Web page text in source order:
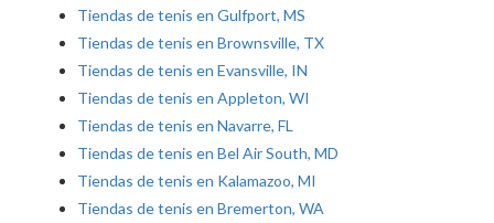
Tiendas de tenis en Gulfport, MS
Tiendas de tenis en Brownsville, TX
Tiendas de tenis en Evansville, IN
Tiendas de tenis en Appleton, WI
Tiendas de tenis en Navarre, FL
Tiendas de tenis en Bel Air South, MD
Tiendas de tenis en Kalamazoo, MI
Tiendas de tenis en Bremerton, WA